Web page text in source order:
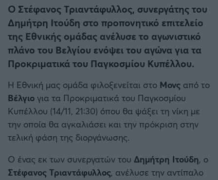
Ατρόμητος Αθηνών
Κηφισιά
Αστέρας Τρίπολης
Παναιτωλικός
Καλαμάτα
Ηρακλής
Μπαρτσελόνα
ABA LIGA
Μπάσκετ: Ισραήλ
Μπάσκετ: Λιθουανία
Μπάσκετ: Κίνα
Προκριματικά EUROBASKET
Ο Στέφανος Τριαντάφυλλος, συνεργάτης του
Δημήτρη Ιτούδη στο προπονητικό επιτελείο
της Εθνικής ομάδας ανέλυσε το αγωνιστικό
πλάνο του Βελγίου ενόψει του αγώνα για τα
Προκριματικά του Παγκοσμίου Κυπέλλου.
Η Εθνική μας ομάδα φιλοξενείται στο Μονς από το
Βέλγιο για τα Προκριματικά του Παγκοσμίου
Κυπέλλου (14/11, 21:30) όπου θα ψάξει τη νίκη με
την οποία θα αγκαλιάσει και την πρόκριση στην
τελική φάση της διοργάνωσης.
Ο ένας εκ των συνεργατών του Δημήτρη Ιτούδη, ο
Στέφανος Τριαντάφυλλος, ανέλυσε την αντίπαλο